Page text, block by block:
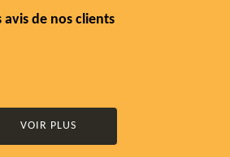
avis de nos clients
VOIR PLUS